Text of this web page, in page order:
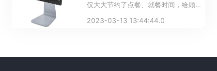
仅大大节约了点餐、就餐时间，给顾客
的消费大数据，累积大量精准的客流，
2023-03-13 13:44:44.0